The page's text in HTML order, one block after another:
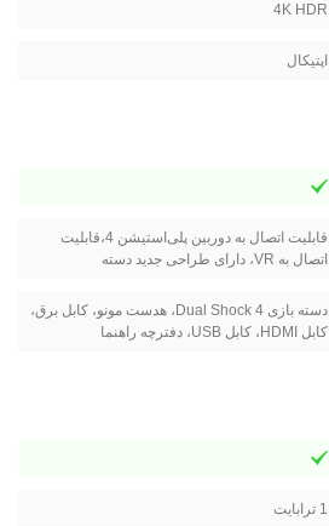
4K HDR
اپتیکال
قابلیت اتصال به دوربین پلی‌استیشن 4،قابلیت
اتصال به VR، دارای طراحی جدید دسته
دسته بازی Dual Shock 4، هدست مونو، کابل برق،
کابل HDMI، کابل USB، دفترچه راهنما
1 ترابايت